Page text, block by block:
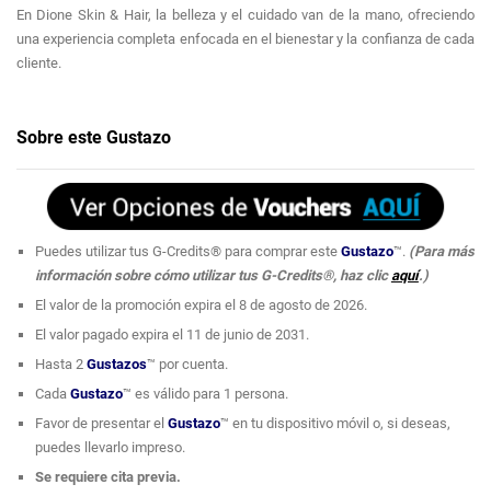
En Dione Skin & Hair, la belleza y el cuidado van de la mano, ofreciendo
una experiencia completa enfocada en el bienestar y la confianza de cada
cliente.
Sobre este Gustazo
Puedes utilizar tus G-Credits® para comprar este Gustazo™.(Para más
información sobre cómo utilizar tus G-Credits®, haz clic aquí.)
El valor de la promoción expira el 8 de agosto de 2026.
El valor pagado expira el 11 de junio de 2031.
Hasta 2 Gustazos™ por cuenta.
Cada Gustazo™ es válido para 1 persona.
Favor de presentar el Gustazo™ en tu dispositivo móvil o, si deseas,
puedes llevarlo impreso.
Se requiere cita previa.